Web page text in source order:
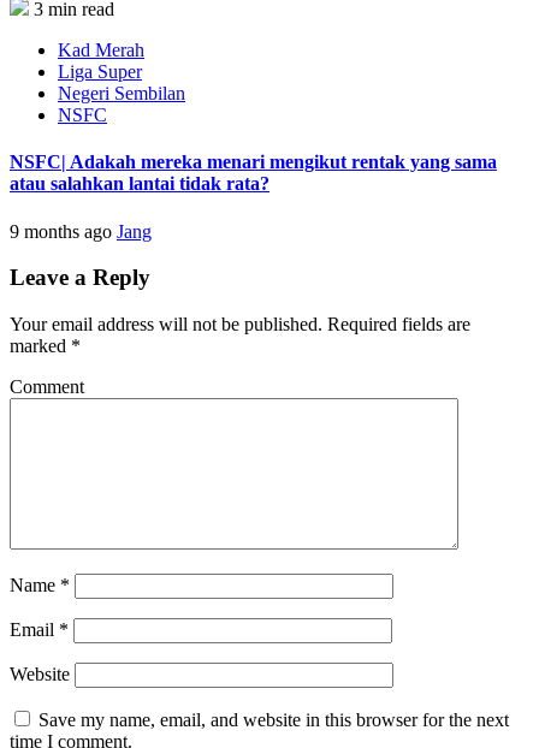
3 min read
Kad Merah
Liga Super
Negeri Sembilan
NSFC
NSFC| Adakah mereka menari mengikut rentak yang sama
atau salahkan lantai tidak rata?
9 months ago Jang
Leave a Reply
Your email address will not be published. Required fields are
marked *
Comment
Name *
Email *
Website
Save my name, email, and website in this browser for the next
time I comment.